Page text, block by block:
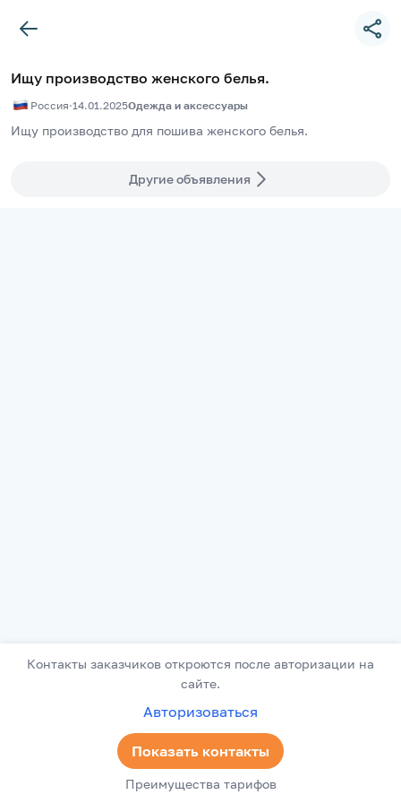
Ищу производство женского белья.
Россия·14.01.2025Одежда и аксессуары
Ищу производство для пошива женского белья.
Другие объявления
Контакты заказчиков откроются после авторизации на
сайте.
Авторизоваться
Показать контакты
Преимущества тарифов